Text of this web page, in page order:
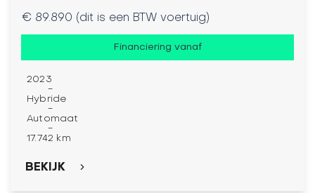
€ 89.890 (dit is een BTW voertuig)
Financiering vanaf
2023
-
Hybride
-
Automaat
-
17.742 km
BEKIJK